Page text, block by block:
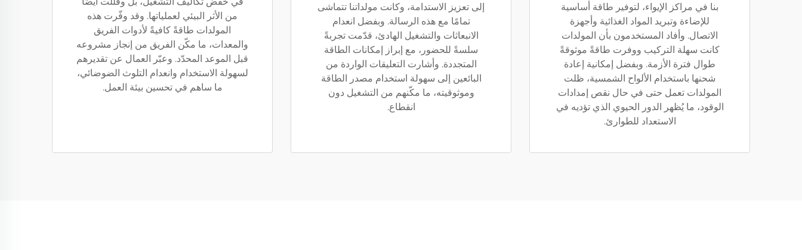
بنا في مراكز الإيواء، لتوفير طاقة أساسية
للإضاءة وتبريد المواد الغذائية وأجهزة
الاتصال. وأفاد المستخدمون بأن المولدات
كانت سهلة التركيب ووفرت طاقةً موثوقةً
طوال فترة الأزمة. وبفضل إمكانية إعادة
شحنها باستخدام الألواح الشمسية، ظلت
المولدات تعمل حتى في حال نقص إمدادات
الوقود، ما يُظهر الدور الحيوي الذي تؤديه في
الاستعداد للطوارئ.
إلى تعزيز الاستدامة، وكانت مولداتنا تتماشى
تمامًا مع هذه الرسالة. وبفضل انعدام
الانبعاثات والتشغيل الهادئ، قدّمت تجربةً
سلسةً للحضور، مع إبراز إمكانات الطاقة
المتجددة. وأشارت التعليقات الواردة من
البائعين إلى سهولة استخدام مصدر الطاقة
وموثوقيته، ما مكّنهم من التشغيل دون
انقطاع.
من الأثر البيئي لعملياتها. وقد وفّرت هذه
المولدات طاقةً كافيةً لأدوات الفريق
والمعدات، ما مكّن الفريق من إنجاز مشروعه
قبل الموعد المحدّد. وعبّر العمال عن تقديرهم
لسهولة الاستخدام وانعدام التلوث الضوضائي،
ما ساهم في تحسين بيئة العمل.